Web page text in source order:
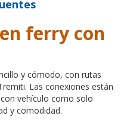
ferry con
y cómodo, con rutas
Las conexiones están
vehículo como solo
y comodidad.